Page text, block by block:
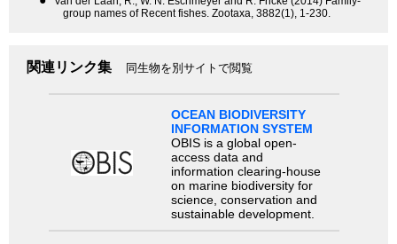
group names of Recent fishes. Zootaxa, 3882(1), 1-230.
関連リンク集 同生物を別サイトで閲覧
OCEAN BIODIVERSITY
INFORMATION SYSTEM
OBIS is a global open-
access data and
information clearing-house
on marine biodiversity for
science, conservation and
sustainable development.